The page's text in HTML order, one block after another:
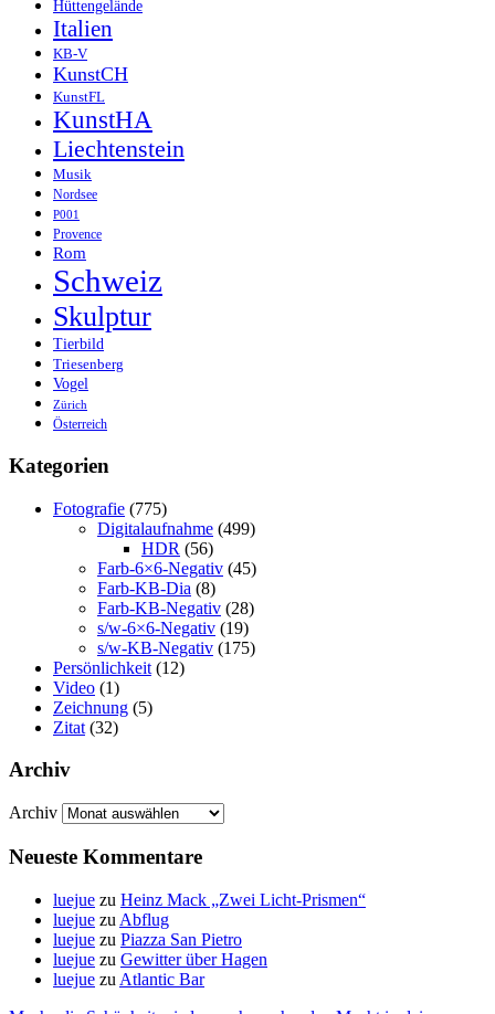
Hüttengelände
Italien
KB-V
KunstCH
KunstFL
KunstHA
Liechtenstein
Musik
Nordsee
P001
Provence
Rom
Schweiz
Skulptur
Tierbild
Triesenberg
Vogel
Zürich
Österreich
Kategorien
Fotografie (775)
Digitalaufnahme (499)
HDR (56)
Farb-6×6-Negativ (45)
Farb-KB-Dia (8)
Farb-KB-Negativ (28)
s/w-6×6-Negativ (19)
s/w-KB-Negativ (175)
Persönlichkeit (12)
Video (1)
Zeichnung (5)
Zitat (32)
Archiv
Archiv
Neueste Kommentare
luejue zu Heinz Mack „Zwei Licht-Prismen“
luejue zu Abflug
luejue zu Piazza San Pietro
luejue zu Gewitter über Hagen
luejue zu Atlantic Bar